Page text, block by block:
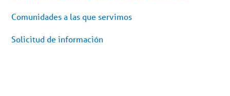
Comunidades a las que servimos
Solicitud de información